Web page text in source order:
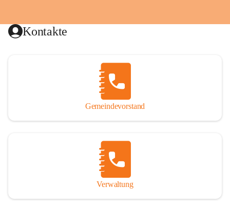
Kontakte
Gemeindevorstand
Verwaltung